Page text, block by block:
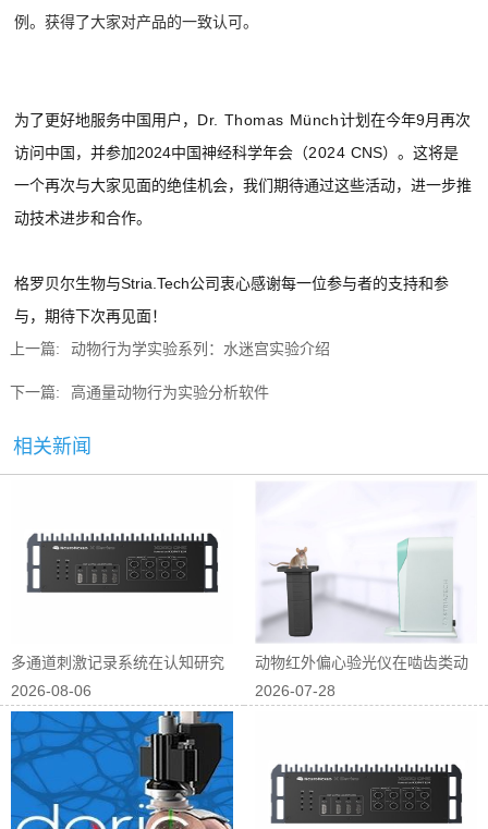
例。获得了大家对产品的一致认可。
为了更好地服务中国用户， Dr. Thomas Münch计划在今年9月再次
访问中国，并参加2024中国神经科学年会（2024CNS）。这将是
一个再次与大家见面的绝佳机会，我们期待通过这些活动，进一步推
动技术进步和合作。
格罗贝尔生物与Stria.Tech公司衷心感谢每一位参与者的支持和参
与，期待下次再见面！
上一篇:
动物行为学实验系列：水迷宫实验介绍
下一篇: 高通量动物行为实验分析软件
相关新闻
多通道刺激记录系统在认知研究
中的应用
2026-08-06
动物红外偏心验光仪在啮齿类动
物屈光研究中...
2026-07-28